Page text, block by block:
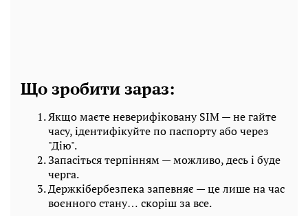
Що зробити зараз:
Якщо маєте неверифіковану SIM — не гайте
часу, ідентифікуйте по паспорту або через
"Дію".
Запасіться терпінням — можливо, десь і буде
черга.
Держкібербезпека запевняє — це лише на час
воєнного стану… скоріш за все.